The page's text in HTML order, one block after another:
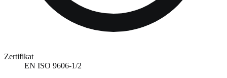
Zertifikat
EN ISO 9606-1/2